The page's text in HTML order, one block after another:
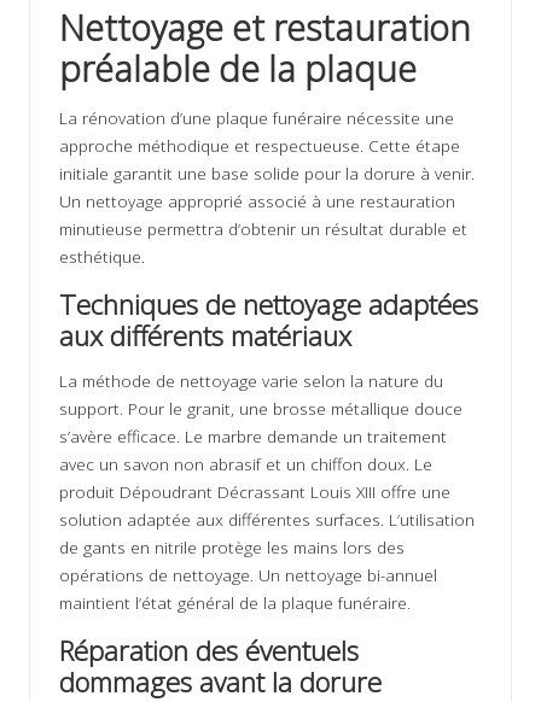
Nettoyage et restauration
préalable de la plaque
La rénovation d’une plaque funéraire nécessite une
approche méthodique et respectueuse. Cette étape
initiale garantit une base solide pour la dorure à venir.
Un nettoyage approprié associé à une restauration
minutieuse permettra d’obtenir un résultat durable et
esthétique.
Techniques de nettoyage adaptées
aux différents matériaux
La méthode de nettoyage varie selon la nature du
support. Pour le granit, une brosse métallique douce
s’avère efficace. Le marbre demande un traitement
avec un savon non abrasif et un chiffon doux. Le
produit Dépoudrant Décrassant Louis XIII offre une
solution adaptée aux différentes surfaces. L’utilisation
de gants en nitrile protège les mains lors des
opérations de nettoyage. Un nettoyage bi-annuel
maintient l’état général de la plaque funéraire.
Réparation des éventuels
dommages avant la dorure